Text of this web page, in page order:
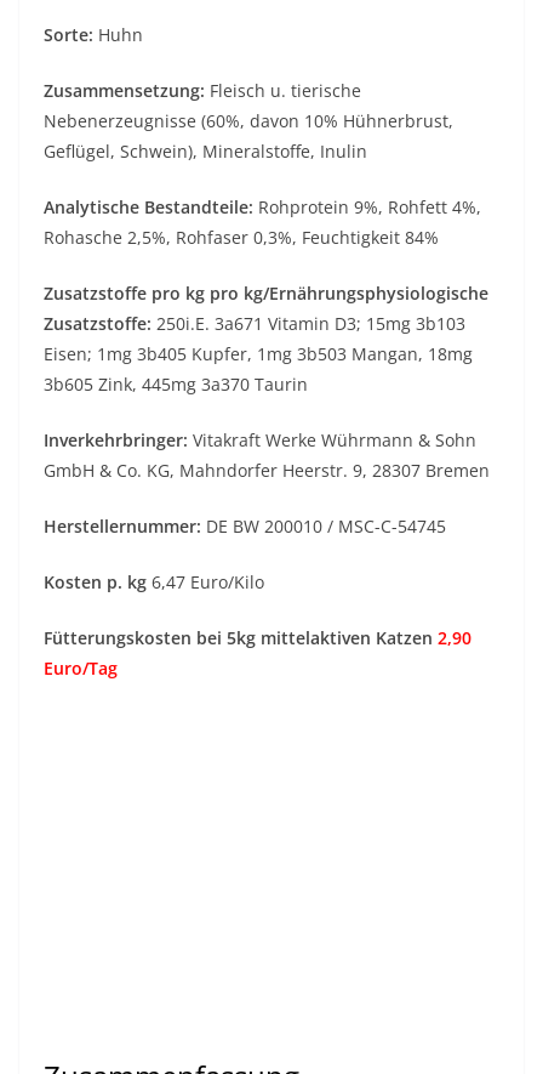
Sorte: Huhn
Zusammensetzung: Fleisch u. tierische
Nebenerzeugnisse (60%, davon 10% Hühnerbrust,
Geflügel, Schwein), Mineralstoffe, Inulin
Analytische Bestandteile: Rohprotein 9%, Rohfett 4%,
Rohasche 2,5%, Rohfaser 0,3%, Feuchtigkeit 84%
Zusatzstoffe pro kg pro kg/Ernährungsphysiologische
Zusatzstoffe: 250i.E. 3a671 Vitamin D3; 15mg 3b103
Eisen; 1mg 3b405 Kupfer, 1mg 3b503 Mangan, 18mg
3b605 Zink, 445mg 3a370 Taurin
Inverkehrbringer: Vitakraft Werke Wührmann & Sohn
GmbH & Co. KG, Mahndorfer Heerstr. 9, 28307 Bremen
Herstellernummer: DE BW 200010 / MSC-C-54745
Kosten p. kg 6,47 Euro/Kilo
Fütterungskosten bei 5kg mittelaktiven Katzen 2,90
Euro/Tag